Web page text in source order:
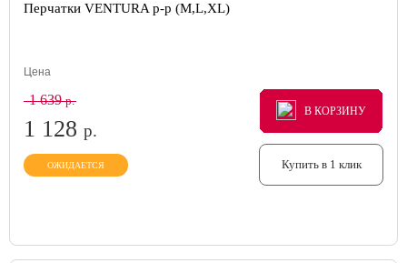
Перчатки VENTURA p-p (M,L,XL)
Цена
1 639р.
1 128 р.
ОЖИДАЕТСЯ
В КОРЗИНУ
В КОРЗИНУ
В КОРЗИНУ
Купить в 1 клик